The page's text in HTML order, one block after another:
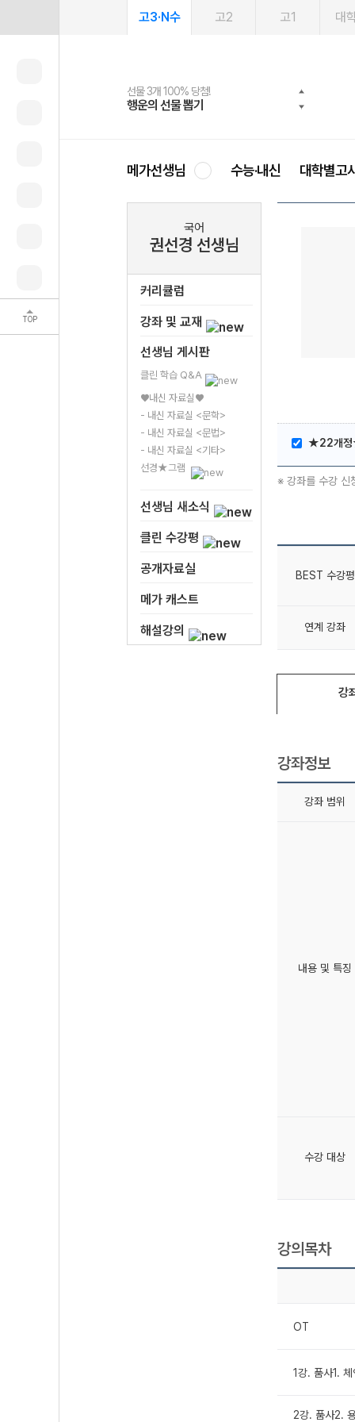
TOP
고3·N수 고2 고1 대
선물 3개 100% 당첨!
행운의 선물 뽑기
선물 100% 증정!
메가스터디 X 올리브
여름방학 스터디 캐시백
메가런 썸머스쿨
2027 러셀 단과
강사 공개선발
스마트러닝앱
설문 EVENT
메가패스
3일 무료 체험권
메가패스 수강생 무료혜택!
메가클럽 멤버십
사회공헌 캠페인
희망이룸 메가나눔
메가선생님 수능·내신 대학별고
국어
권선경 선생님
커리큘럼
강좌 및 교재
선생님 게시판
클린 학습 Q&A
♥내신 자료실♥
- 내신 자료실 <문학>
- 내신 자료실 <문법>
- 내신 자료실 <기타>
선경★그램
선생님 새소식
클린 수강평
공개자료실
메가 캐스트
해설강의
★22개정
※ 강좌를 수강 신
BEST 수강평
연계 강좌
강
강좌정보
강좌 범위
내용 및 특징
수강 대상
강의목차
OT
1강. 품사1.
2강. 품사2.